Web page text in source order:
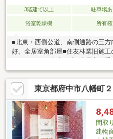
3階建て以上 駐車場あ
浴室乾燥機 所有権
■北東・西側公道、南側通路の三
好。全居室角部屋■住友林業旧施工
密性能。車庫は全自動シャッター
や』、ドラッグストア『セイムス
で住環境良好■バス停至近で駅への
につき諸経費も抑えられます。現
望、ご質問等お気軽にお問合せ下さ
東京都府中市八幡町
間取り
建物